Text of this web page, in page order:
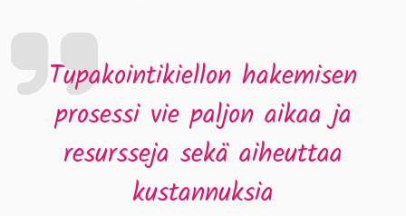
Tupakointikiellon hakemisen
prosessi vie paljon aikaa ja
resursseja sekä aiheuttaa
kustannuksia